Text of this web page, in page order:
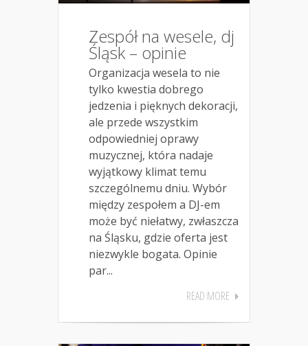
Zespół na wesele, dj
Śląsk – opinie
Organizacja wesela to nie
tylko kwestia dobrego
jedzenia i pięknych dekoracji,
ale przede wszystkim
odpowiedniej oprawy
muzycznej, która nadaje
wyjątkowy klimat temu
szczególnemu dniu. Wybór
między zespołem a DJ-em
może być niełatwy, zwłaszcza
na Śląsku, gdzie oferta jest
niezwykle bogata. Opinie
par...
READ MORE